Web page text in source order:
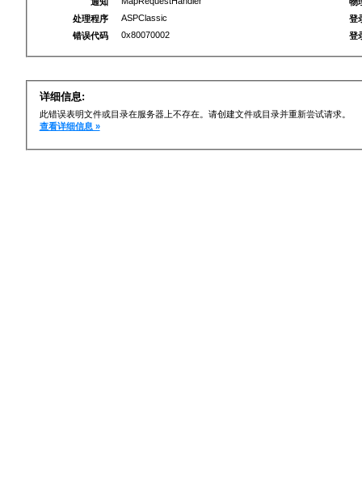
处理程序
ASPClassic
错误代码
0x80070002
登
登
详细信息:
此错误表明文件或目录在服务器上不存在。请创建文件或目录并重新尝试请求。
查看详细信息 »